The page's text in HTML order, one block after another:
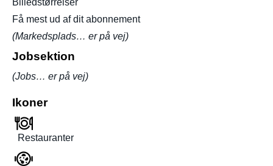
Få mest ud af dit abonnement
(Markedsplads… er på vej)
Jobsektion
(Jobs… er på vej)
Ikoner
Restauranter